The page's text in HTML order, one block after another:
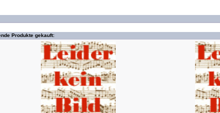
Produkte gekauft: